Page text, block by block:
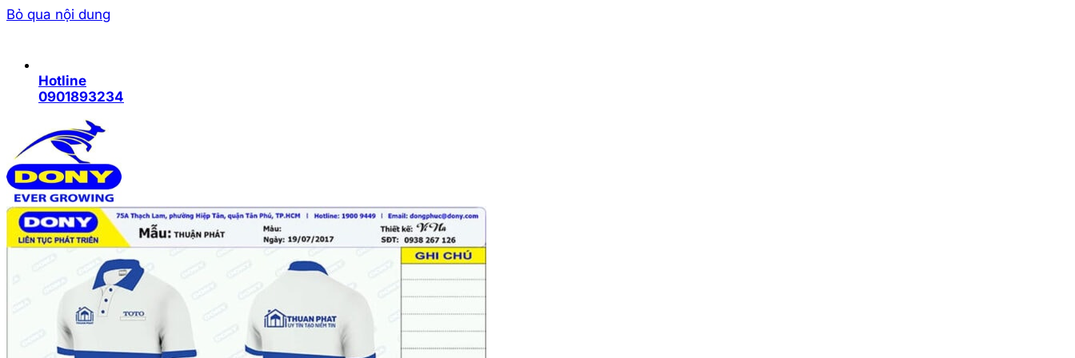
Bỏ qua nội dung
Hotline
0901893234
Trang chủ